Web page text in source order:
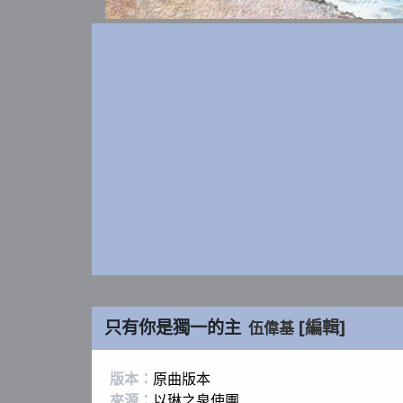
只有你是獨一的主 伍偉基 [編輯]
版本： 原曲版本